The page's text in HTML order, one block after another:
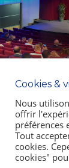
Cookies &
Nous
offrir
préférences
Tout
cookies.
cookies"